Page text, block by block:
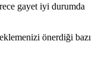
gayet iyi durumda
önerdiği bazı